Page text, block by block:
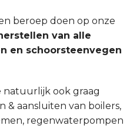
beroep doen op onze
van alle
en schoorsteenvegen
natuurlijk ook graag
& aansluiten van boilers,
regenwaterpompen